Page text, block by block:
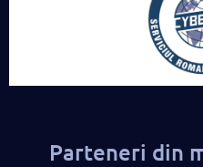
Parteneri din